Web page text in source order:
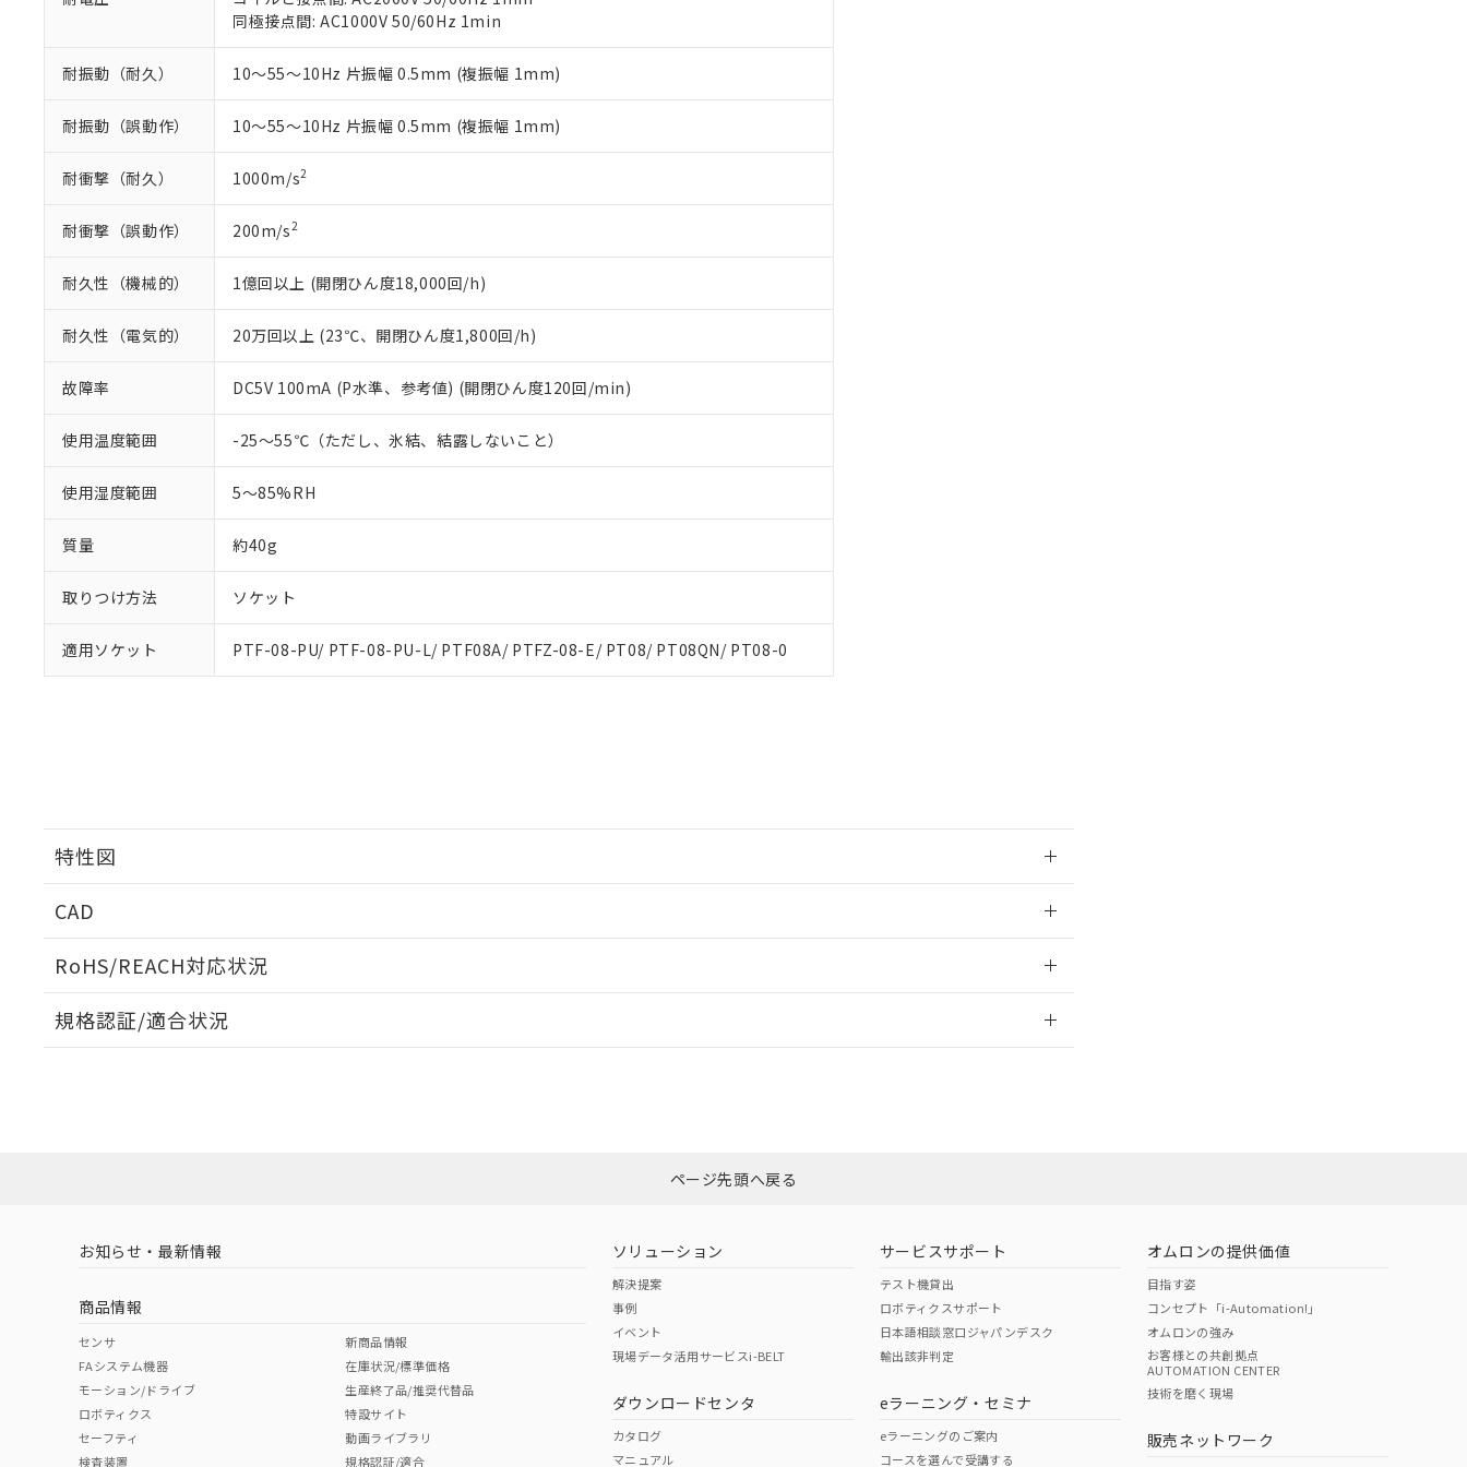
同極接点間: AC1000V 50/60Hz 1min
耐振動（耐久） 10～55～10Hz 片振幅 0.5mm (複振幅 1mm)
耐振動（誤動作） 10～55～10Hz 片振幅 0.5mm (複振幅 1mm)
耐衝撃（耐久） 1000m/s2
耐衝撃（誤動作） 200m/s2
耐久性（機械的） 1億回以上 (開閉ひん度18,000回/h)
耐久性（電気的） 20万回以上 (23℃、開閉ひん度1,800回/h)
故障率 DC5V 100mA (P水準、参考値) (開閉ひん度120回/min)
使用温度範囲 -25～55℃（ただし、氷結、結露しないこと）
使用湿度範囲 5～85%RH
質量 約40g
取りつけ方法 ソケット
適用ソケット PTF-08-PU/ PTF-08-PU-L/ PTF08A/ PTFZ-08-E/ PT08/ PT08QN/ PT08-0
特性図
CAD
RoHS/REACH対応状況
EU RoHS 注意事項・凡例
ダウンロードはこちら
中国 RoHS 注意事項・凡例
中国 RoHS表
Pb Hg Cr(VI)
規格認証/適合状況
（イギリス
（ノルウェー
（日本
（アメリカ
この製品の規格認証/適合状況ページへ
その他の認証はこちらのページからご検索ください
※本証明書は発行日時点で非含有を証明するもので、過去に遡って非含有を証明するものではありません。
また、RoHS指令のフタル酸エステル類４物質の対応では、対応完了までの期間は出荷製品に未対応品が
混在することから備考欄に対応日を記載しておりました。
既に当社にて対応品への在庫切替を完了していることから、特段のことがない限り、2022年1月12日よ
り割愛しております。
ページ先頭へ戻る
お知らせ・最新情報
商品情報
センサ
FAシステム機器
モーション/ドライブ
ロボティクス
セーフティ
検査装置
新商品情報
在庫状況/標準価格
生産終了品/推奨代替品
特設サイト
動画ライブラリ
規格認証/適合
ソリューション
解決提案
事例
イベント
現場データ活用サービスi-BELT
ダウンロードセンタ
カタログ
マニュアル
サービスサポート
テスト機貸出
ロボティクスサポート
日本語相談窓口ジャパンデスク
輸出該非判定
eラーニング・セミナ
eラーニングのご案内
コースを選んで受講する
オムロンの提供価値
目指す姿
コンセプト「i-Automation!」
オムロンの強み
お客様との共創拠点
AUTOMATION CENTER
技術を磨く現場
販売ネットワーク